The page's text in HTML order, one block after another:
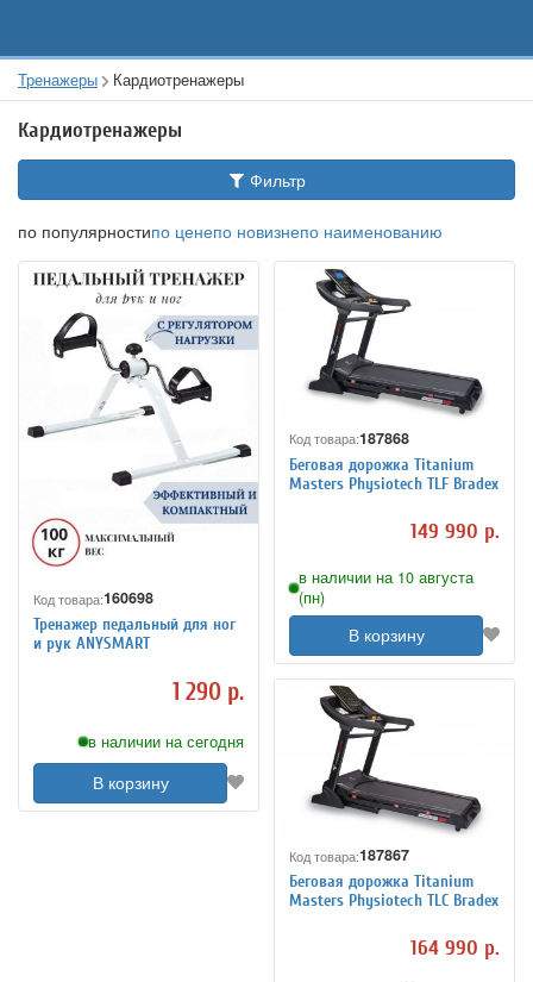
Тренажеры Кардиотренажеры
Кардиотренажеры
Фильтр
по популярностипо ценепо новизнепо наименованию
Код товара:160698
Тренажер педальный для ног
и рук ANYSMART
1 290 р.
в наличии на сегодня
В корзину
Код товара:187868
Беговая дорожка Titanium
Masters Physiotech TLF Bradex
149 990 р.
в наличии на 10 августа
(пн)
В корзину
Код товара:187867
Беговая дорожка Titanium
Masters Physiotech TLC Bradex
164 990 р.